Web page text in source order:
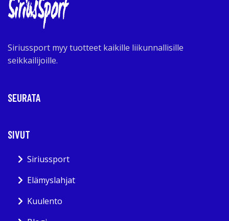
Siriussport myy tuotteet kaikille liikunnallisille
seikkailijoille.
SEURATA
SIVUT
Siriussport
Elämyslahjat
Kuulento